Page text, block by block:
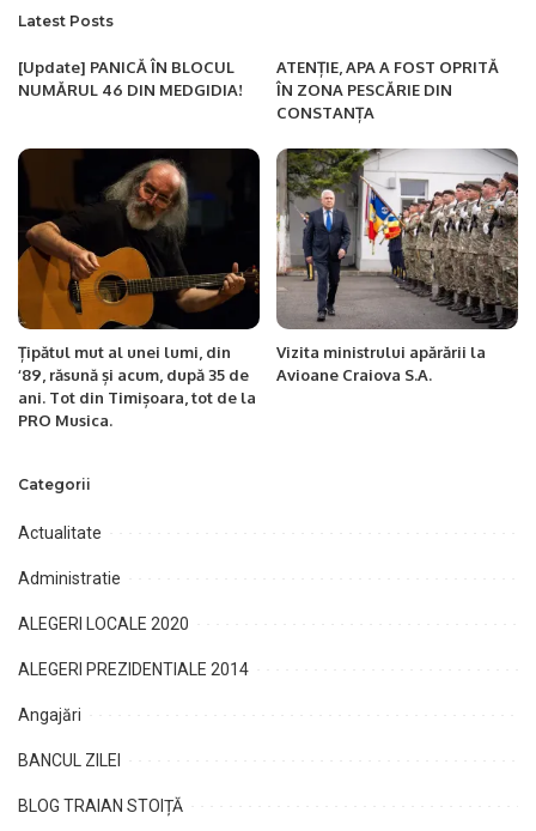
Latest Posts
[Update] PANICĂ ÎN BLOCUL
NUMĂRUL 46 DIN MEDGIDIA!
ATENȚIE, APA A FOST OPRITĂ
ÎN ZONA PESCĂRIE DIN
CONSTANȚA
Țipătul mut al unei lumi, din
‘89, răsună și acum, după 35 de
ani. Tot din Timișoara, tot de la
PRO Musica.
Vizita ministrului apărării la
Avioane Craiova S.A.
Categorii
Actualitate
Administratie
ALEGERI LOCALE 2020
ALEGERI PREZIDENTIALE 2014
Angajări
BANCUL ZILEI
BLOG TRAIAN STOIȚĂ